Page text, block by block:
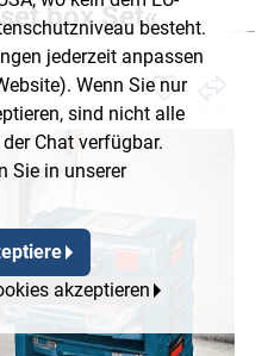
besteht.
jederzeit anpassen
Wenn Sie nur
sind nicht alle
Chat verfügbar.
Sie in unserer
akzeptieren
box Set«